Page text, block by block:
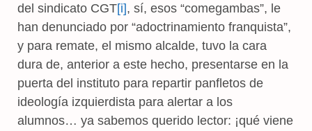
del sindicato CGT[i], sí, esos “comegambas”, le
han denunciado por “adoctrinamiento franquista”,
y para remate, el mismo alcalde, tuvo la cara
dura de, anterior a este hecho, presentarse en la
puerta del instituto para repartir panfletos de
ideología izquierdista para alertar a los
alumnos… ya sabemos querido lector: ¡qué viene